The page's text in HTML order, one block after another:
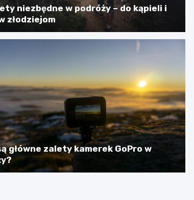
niezbędne w podróży – do kąpieli i
złodziejom
główne zalety kamerek GoPro w